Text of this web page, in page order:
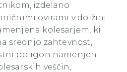
izdelano
ovirami v dolžini
kolesarjem, ki
srednjo zahtevnost,
poligon namenjen
veščin,